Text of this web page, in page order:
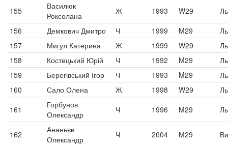
155
Василюк
Роксолана
Ж 1993 W29
156
Демкович Дмитро Ч 1999 M29
157
Мигул Катерина Ж 1999 W29
158
Костецький Юрій Ч 1992 M29
159
Берегівський Ігор Ч 1993 M29
160
Сало Олена Ж 1998 W29
161
Горбунов
Олександр
Ч 1996 M29
162
Ананьєв
Олександр
Ч 2004 M29